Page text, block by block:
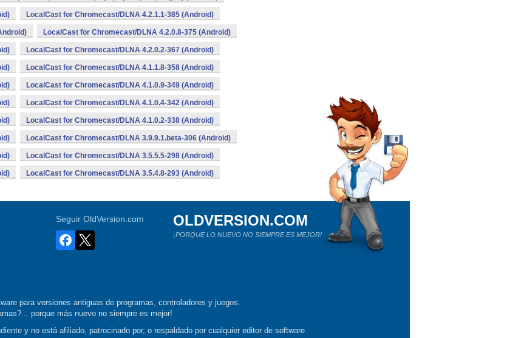
LocalCast for Chromecast/DLNA 4.2.1.1-385 (Android)
LocalCast for Chromecast/DLNA 4.2.0.8-375 (Android)
LocalCast for Chromecast/DLNA 4.2.0.2-367 (Android)
LocalCast for Chromecast/DLNA 4.1.1.8-358 (Android)
LocalCast for Chromecast/DLNA 4.1.0.9-349 (Android)
LocalCast for Chromecast/DLNA 4.1.0.4-342 (Android)
LocalCast for Chromecast/DLNA 4.1.0.2-338 (Android)
LocalCast for Chromecast/DLNA 3.9.9.1.beta-306 (Android)
LocalCast for Chromecast/DLNA 3.5.5.5-298 (Android)
LocalCast for Chromecast/DLNA 3.5.4.8-293 (Android)
Seguir OldVersion.com OLDVERSION.COM
¡PORQUE LO NUEVO NO SIEMPRE ES MEJOR!
para versiones antiguas de programas, controladores y juegos.
porque más nuevo no siempre es mejor!
y no está afiliado, patrocinado por, o respaldado por cualquier editor de software